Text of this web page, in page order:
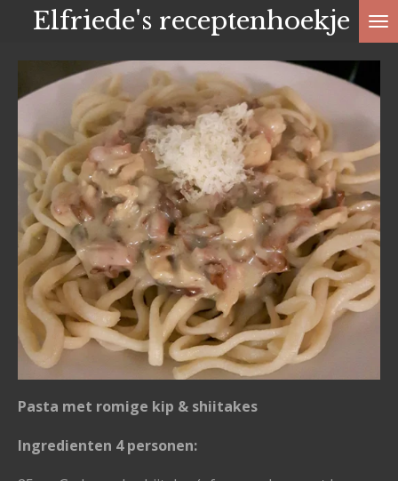
de
hoofdinhoud
Elfriede's receptenhoekje
Pasta met romige kip & shiitakes
Ingredienten 4 personen: